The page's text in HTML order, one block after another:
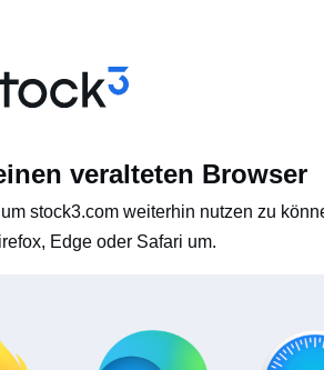
veralteten Browser
stock3.com weiterhin nutzen zu
Edge oder Safari um.